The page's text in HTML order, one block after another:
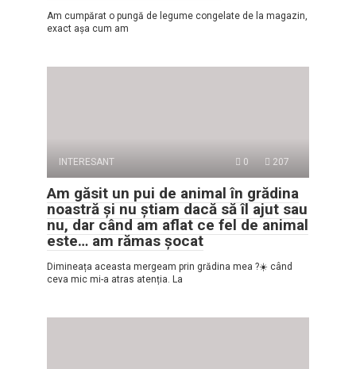
Am cumpărat o pungă de legume congelate de la magazin,
exact așa cum am
INTERESANT 0 207
Am găsit un pui de animal în grădina
noastră și nu știam dacă să îl ajut sau
nu, dar când am aflat ce fel de animal
este… am rămas șocat
Dimineața aceasta mergeam prin grădina mea ?☀️ când
ceva mic mi-a atras atenția. La